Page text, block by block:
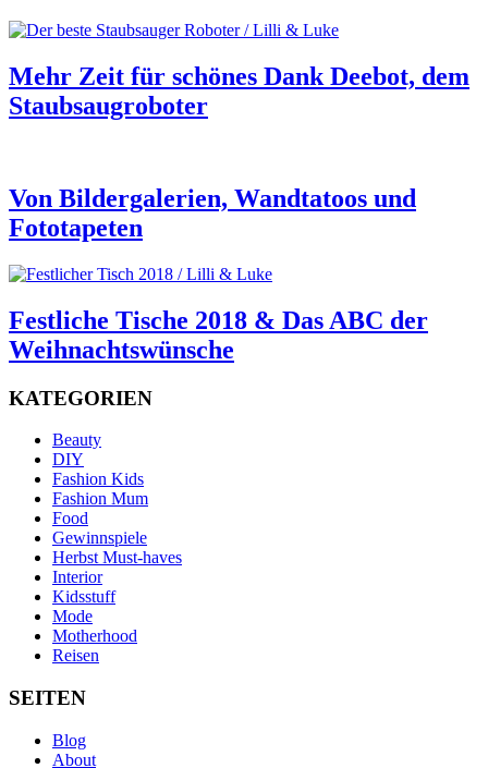
Mehr Zeit für schönes Dank Deebot, dem
Staubsaugroboter
Von Bildergalerien, Wandtatoos und
Fototapeten
Festliche Tische 2018 & Das ABC der
Weihnachtswünsche
KATEGORIEN
Beauty
DIY
Fashion Kids
Fashion Mum
Food
Gewinnspiele
Herbst Must-haves
Interior
Kidsstuff
Mode
Motherhood
Reisen
SEITEN
Blog
About